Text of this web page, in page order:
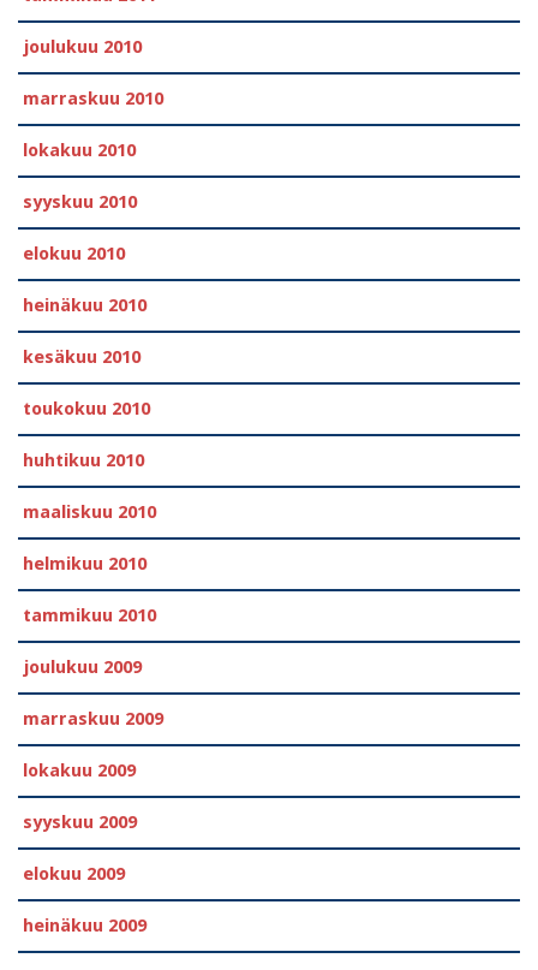
joulukuu 2010
marraskuu 2010
lokakuu 2010
syyskuu 2010
elokuu 2010
heinäkuu 2010
kesäkuu 2010
toukokuu 2010
huhtikuu 2010
maaliskuu 2010
helmikuu 2010
tammikuu 2010
joulukuu 2009
marraskuu 2009
lokakuu 2009
syyskuu 2009
elokuu 2009
heinäkuu 2009